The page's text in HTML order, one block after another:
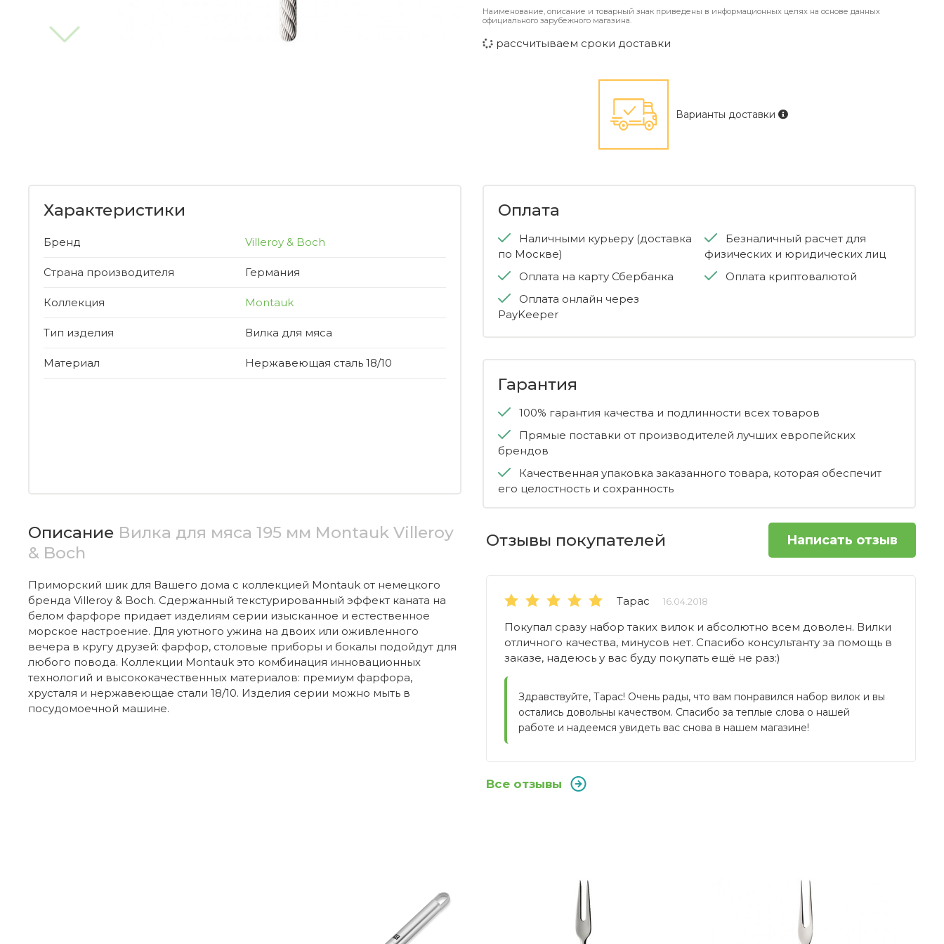
Наименование, описание и товарный знак приведены в информационных целях на основе данных
официального зарубежного магазина.
рассчитываем сроки доставки
Варианты доставки
Характеристики
Бренд Villeroy & Boch
Страна производителя Германия
Коллекция Montauk
Тип изделия Вилка для мяса
Материал Нержавеющая сталь 18/10
Оплата
Наличными курьеру (доставка
по Москве)
Оплата на карту Сбербанка
Оплата онлайн через
PayKeeper
Безналичный расчет для
физических и юридических лиц
Оплата криптовалютой
Гарантия
100% гарантия качества и подлинности всех товаров
Прямые поставки от производителей лучших европейских
брендов
Качественная упаковка заказанного товара, которая обеспечит
его целостность и сохранность
Описание Вилка для мяса 195 мм Montauk Villeroy
& Boch
Приморский шик для Вашего дома с коллекцией Montauk от немецкого
бренда Villeroy & Boch. Сдержанный текстурированный эффект каната на
белом фарфоре придает изделиям серии изысканное и естественное
морское настроение. Для уютного ужина на двоих или оживленного
вечера в кругу друзей: фарфор, столовые приборы и бокалы подойдут для
любого повода. Коллекции Montauk это комбинация инновационных
технологий и высококачественных материалов: премиум фарфора,
хрусталя и нержавеющае стали 18/10. Изделия серии можно мыть в
посудомоечной машине.
Отзывы покупателей Написать отзыв
Тарас 16.04.2018
Покупал сразу набор таких вилок и абсолютно всем доволен. Вилки
отличного качества, минусов нет. Спасибо консультанту за помощь в
заказе, надеюсь у вас буду покупать ещё не раз:)
Здравствуйте, Тарас! Очень рады, что вам понравился набор вилок и вы
остались довольны качеством. Спасибо за теплые слова о нашей
работе и надеемся увидеть вас снова в нашем магазине!
Все отзывы
Блюдце к чашке для кофе 16 см Montauk
-36%
Вилка для рыбы 184 мм Montauk Villeroy &
Покупал сразу набор таких вилок и абсолютно всем доволен. Вилки отличного качества, минусов нет. Спасибо консультанту за помощь в заказе,